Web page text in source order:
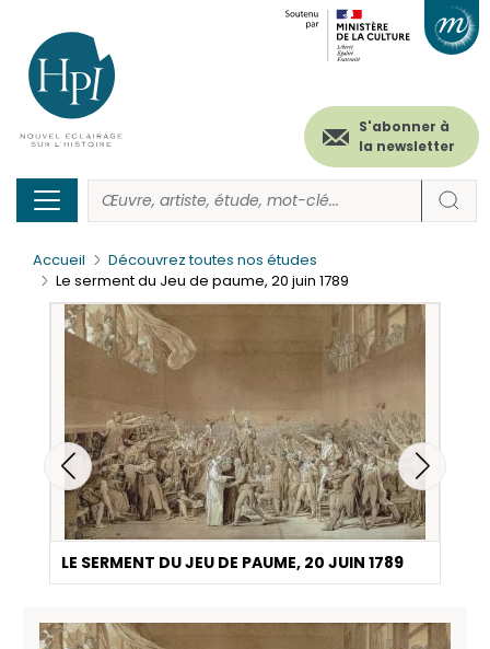
contenu
principal
Menu
secondaire
(header)
S'abonner à
la newsletter
Accueil
Découvrez toutes nos études
Le serment du Jeu de paume, 20 juin 1789
LE SERMENT DU JEU DE PAUME, 20 JUIN 1789